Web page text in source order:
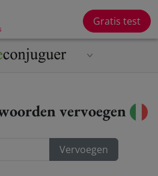
Gratis test
vervoegen